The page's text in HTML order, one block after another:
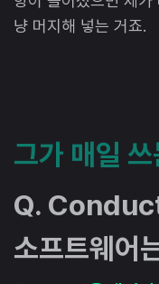
냥 머지해 넣는 거죠.
그가 매일
Q.
소프트웨어